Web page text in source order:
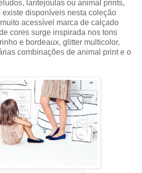
lantejoulas ou animal prints,
existe disponíveis nesta coleção
acessível marca de calçado
cores surge inspirada nos tons
e bordeaux, glitter multicolor,
combinações de animal print e o